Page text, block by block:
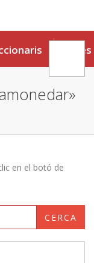
Eines
en el botó de
CERCA